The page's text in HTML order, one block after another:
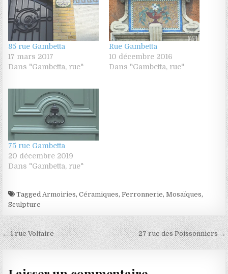
85 rue Gambetta
17 mars 2017
Dans "Gambetta, rue"
Rue Gambetta
10 décembre 2016
Dans "Gambetta, rue"
75 rue Gambetta
20 décembre 2019
Dans "Gambetta, rue"
Tagged Armoiries,Céramiques,Ferronnerie,Mosaïques,
Sculpture
Navigation de l’article27 rue des Poissonniers →
← 1 rue Voltaire